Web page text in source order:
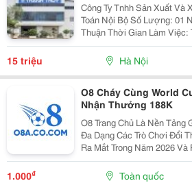
Công Ty Tnhh Sản Xuất Và Xnk
Toán Nội Bộ Số Lượng: 01 Người Mức Lương: Thỏa
Thuận Thời Gian Làm Việc: Theo Giờ Hành Chính Từ
Thứ 2 Đến Thứ 7. Nội Dung Công Việc: - Làm Hợp Đồng
Mua Bán, Tính Lương
15 triệu Hà Nội
O8 Cháy Cùng World
Nhận Thưởng 188K
O8 Trang Chủ Là Nền Tảng
Đa Dạng Các Trò Chơi Đổi
Ra Mắt Trong Năm 2026
Trường Châu Á. Theo
Động Theo Các Tiêu
1.000₫ Toàn quốc